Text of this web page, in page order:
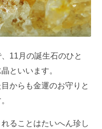
11月の誕生石のひと
といいます。
からも金運のお守りと
ることはたいへん珍し